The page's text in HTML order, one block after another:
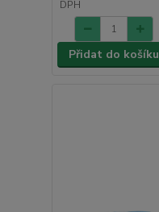
DPH
Přidat do košíku